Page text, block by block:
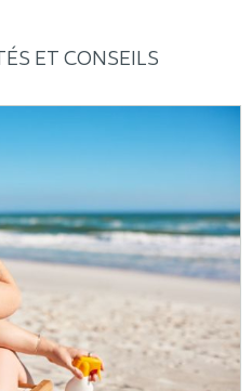
ET CONSEILS